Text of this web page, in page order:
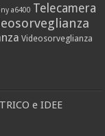
a6400 Telecamera
Videosorveglianza
e IDEE